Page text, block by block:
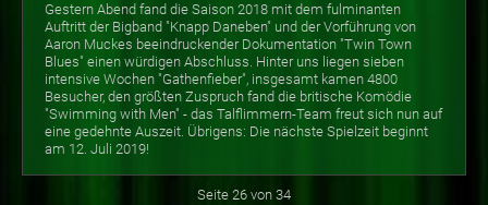
Gestern Abend fand die Saison 2018 mit dem fulminanten
Auftritt der Bigband "Knapp Daneben" und der Vorführung von
Aaron Muckes beeindruckender Dokumentation "Twin Town
Blues" einen würdigen Abschluss. Hinter uns liegen sieben
intensive Wochen "Gathenfieber", insgesamt kamen 4800
Besucher, den größten Zuspruch fand die britische Komödie
"Swimming with Men" - das Talflimmern-Team freut sich nun auf
eine gedehnte Auszeit. Übrigens: Die nächste Spielzeit beginnt
am 12. Juli 2019!
Seite 26 von 34